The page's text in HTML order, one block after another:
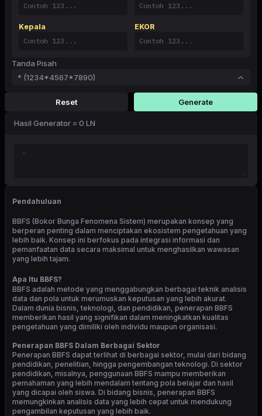
Kepala EKOR
Tanda Pisah
* (1234*4567*7890)
Reset Generate
Hasil Generator = 0 LN
Pendahuluan
BBFS (Bokor Bunga Fenomena Sistem) merupakan konsep yang
berperan penting dalam menciptakan ekosistem pengetahuan yang
lebih baik. Konsep ini berfokus pada integrasi informasi dan
pemanfaatan data secara maksimal untuk menghasilkan wawasan
yang lebih tajam.
Apa Itu BBFS?
BBFS adalah metode yang menggabungkan berbagai teknik analisis
data dan pola untuk merumuskan keputusan yang lebih akurat.
Dalam dunia bisnis, teknologi, dan pendidikan, penerapan BBFS
memberikan hasil yang signifikan dalam meningkatkan kualitas
pengetahuan yang dimiliki oleh individu maupun organisasi.
Penerapan BBFS Dalam Berbagai Sektor
Penerapan BBFS dapat terlihat di berbagai sektor, mulai dari bidang
pendidikan, penelitian, hingga pengembangan teknologi. Di sektor
pendidikan, misalnya, penggunaan BBFS mampu memberikan
pemahaman yang lebih mendalam tentang pola belajar dan hasil
yang dicapai oleh siswa. Di bidang bisnis, penerapan BBFS
memungkinkan analisis data yang lebih cepat untuk mendukung
pengambilan keputusan yang lebih baik.